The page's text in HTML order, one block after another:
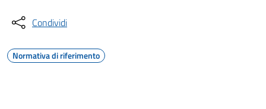
Condividi
Normativa di riferimento